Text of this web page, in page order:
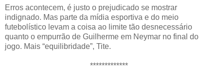
Erros acontecem, é justo o prejudicado se mostrar
indignado. Mas parte da mídia esportiva e do meio
futebolístico levam a coisa ao limite tão desnecessário
quanto o empurrão de Guilherme em Neymar no final do
jogo. Mais “equilibridade”, Tite.
*************